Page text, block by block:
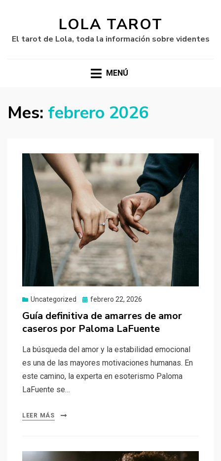
LOLA TAROT
El tarot de Lola, toda la información sobre videntes
MENÚ
Mes: febrero 2026
Uncategorized
Publicado
febrero 22, 2026
Guía definitiva de amarres de amor
caseros por Paloma LaFuente
La búsqueda del amor y la estabilidad emocional
es una de las mayores motivaciones humanas. En
este camino, la experta en esoterismo Paloma
LaFuente se…
LEER MÁS